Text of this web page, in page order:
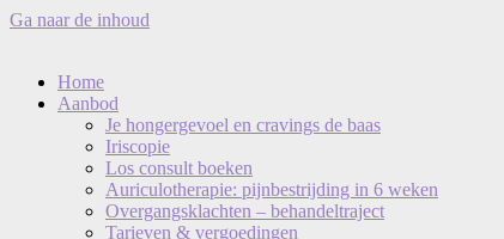
Ga naar de inhoud
Home
Aanbod
Je hongergevoel en cravings de baas
Iriscopie
Los consult boeken
Auriculotherapie: pijnbestrijding in 6 weken
Overgangsklachten – behandeltraject
Tarieven & vergoedingen